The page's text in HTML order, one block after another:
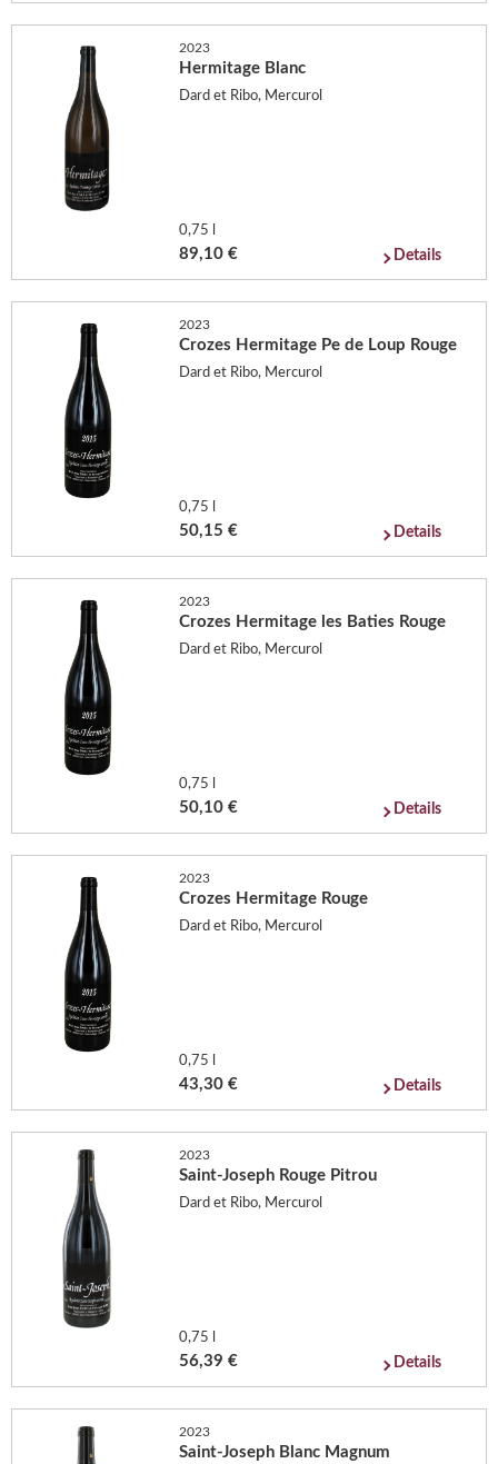
2023
Hermitage Blanc
Dard et Ribo, Mercurol
0,75 l
89,10 € Details
2023
Crozes Hermitage Pe de Loup Rouge
Dard et Ribo, Mercurol
0,75 l
50,15 € Details
2023
Crozes Hermitage les Baties Rouge
Dard et Ribo, Mercurol
0,75 l
50,10 € Details
2023
Crozes Hermitage Rouge
Dard et Ribo, Mercurol
0,75 l
43,30 € Details
2023
Saint-Joseph Rouge Pitrou
Dard et Ribo, Mercurol
0,75 l
56,39 € Details
2023
Saint-Joseph Blanc Magnum